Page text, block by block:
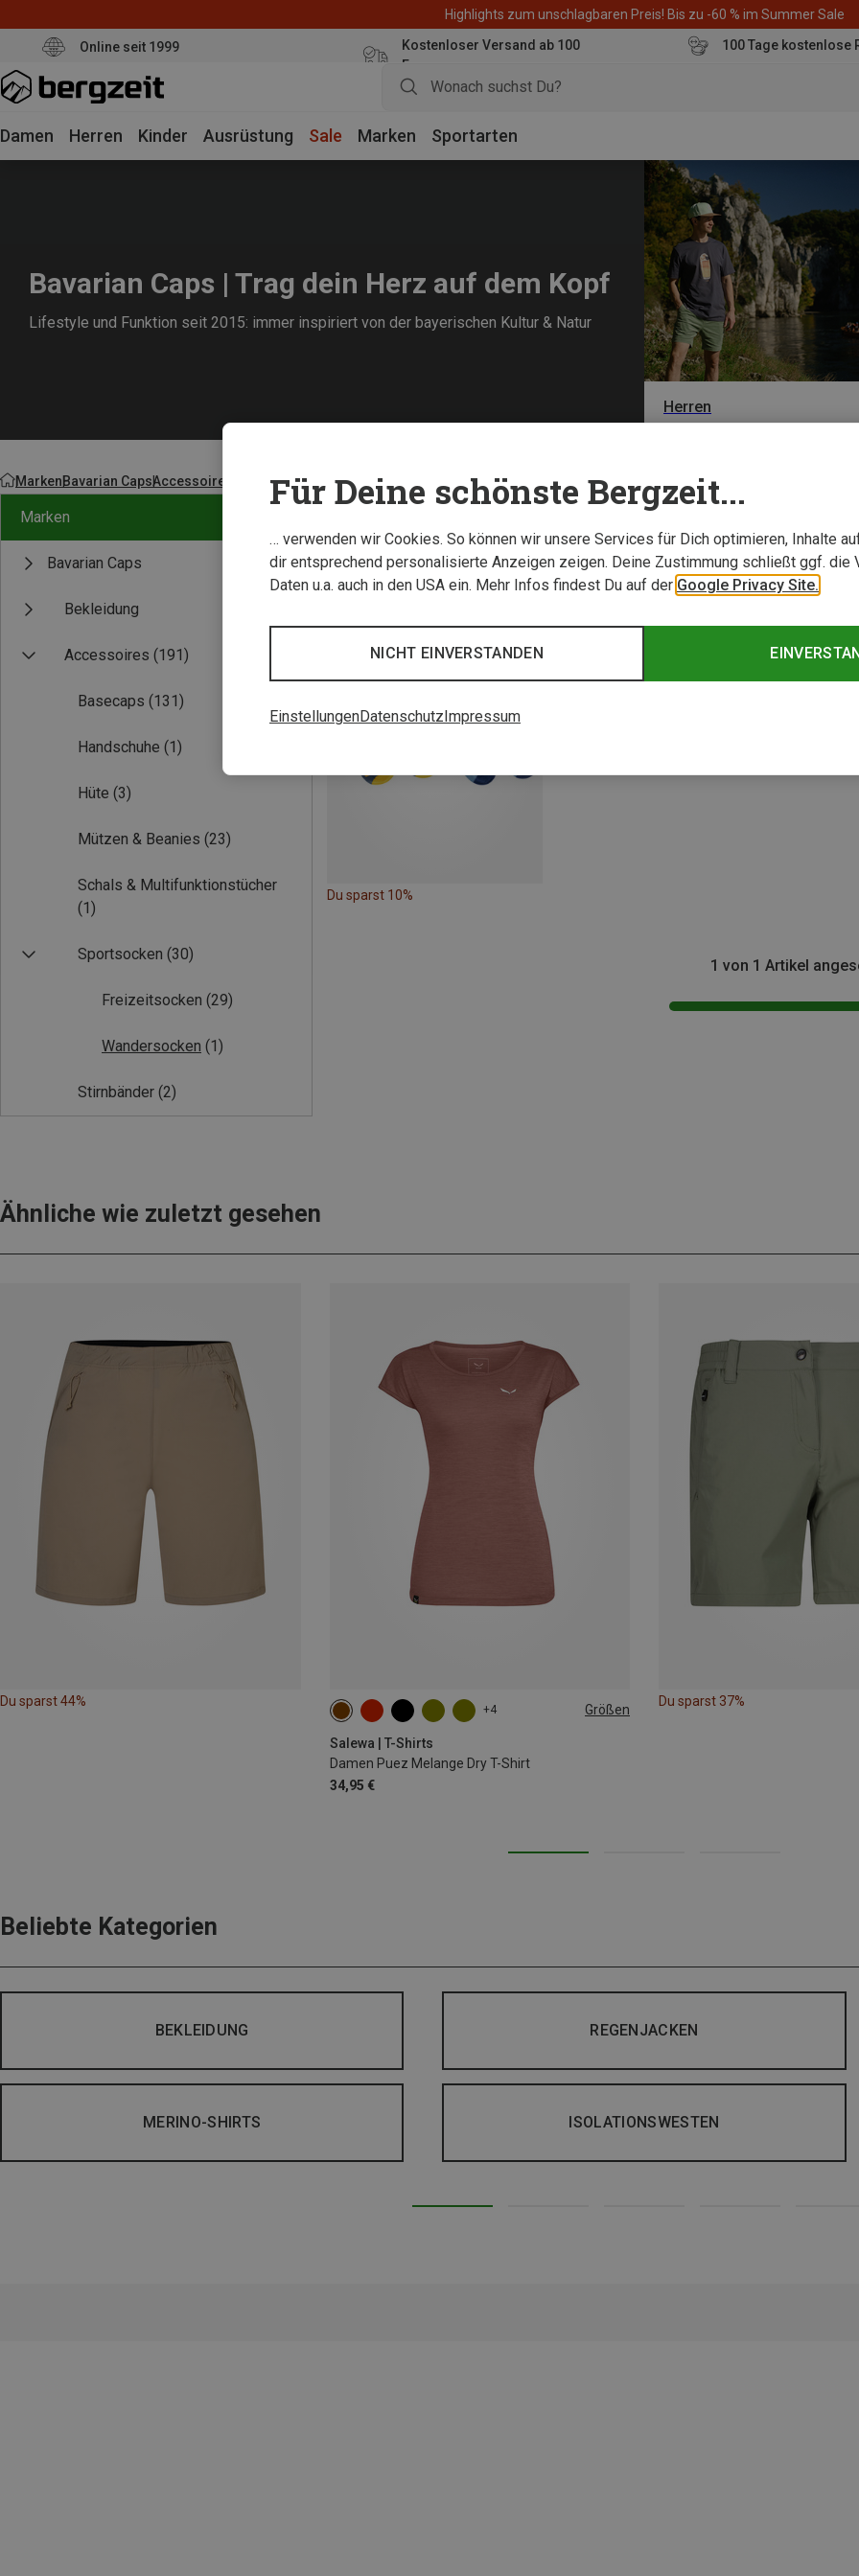
Highlights zum unschlagbaren Preis! Bis zu -60 % im Summer Sale
Online seit 1999
Kostenloser Versand ab 100
Euro
100 Tage kostenlose
Damen Herren Kinder Ausrüstung Sale Marken Sportarten
Bavarian Caps | Trag dein Herz auf dem Kopf
Lifestyle und Funktion seit 2015: immer inspiriert von der bayerischen Kultur & Natur
Herren
MarkenBavarian CapsAccessoires Sportsocken
Marken
Bavarian Caps
Bekleidung
Accessoires (191)
Basecaps (131)
Handschuhe (1)
Hüte (3)
Mützen & Beanies (23)
Schals & Multifunktionstücher
(1)
Sportsocken (30)
Freizeitsocken (29)
Wandersocken (1)
Stirnbänder (2)
Du sparst 10%
1 von 1 Artikel
Ähnliche wie zuletzt gesehen
Du sparst 44%
+4 Größen
Salewa | T-Shirts
Damen Puez Melange Dry T-Shirt
34,95 €
XS S M XL
Du sparst 37%
Beliebte Kategorien
BEKLEIDUNG REGENJACKEN
MERINO-SHIRTS ISOLATIONSWESTEN
Für Deine schönste Bergzeit...
… verwenden wir Cookies. So können wir unsere Services für Dich optimieren, Inhalte
dir entsprechend personalisierte Anzeigen zeigen. Deine Zustimmung schließt ggf. die
Daten u.a. auch in den USA ein. Mehr Infos findest Du auf der Google Privacy Site.
NICHT EINVERSTANDEN
EinstellungenDatenschutzImpressum